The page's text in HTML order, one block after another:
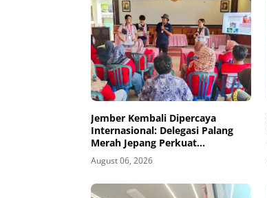
Jember Kembali Dipercaya
Internasional: Delegasi Palang
Merah Jepang Perkuat
Kesiapsiagaan Bencana di
Kawasan Pesisir dan Sekolah
August 06, 2026